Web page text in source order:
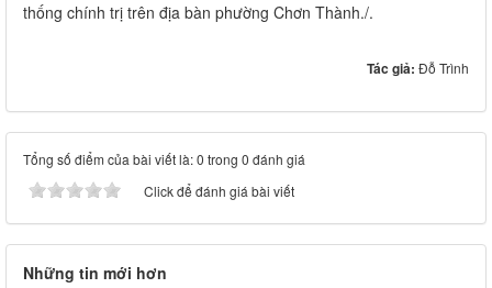
thống chính trị trên địa bàn phường Chơn Thành./.
Tác giả: Đỗ Trình
Tổng số điểm của bài viết là: 0 trong 0 đánh giá
Click để đánh giá bài viết
Những tin mới hơn